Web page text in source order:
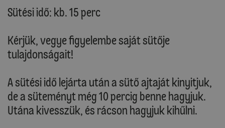
Sütési idő: kb. 15 perc
Kérjük, vegye figyelembe saját sütője
tulajdonságait!
A sütési idő lejárta után a sütő ajtaját kinyitjuk,
de a süteményt még 10 percig benne hagyjuk.
Utána kivesszük, és rácson hagyjuk kihűlni.